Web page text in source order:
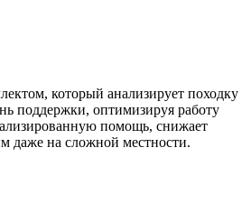
который анализирует походку
поддержки, оптимизируя работу
помощь, снижает
даже на сложной местности.